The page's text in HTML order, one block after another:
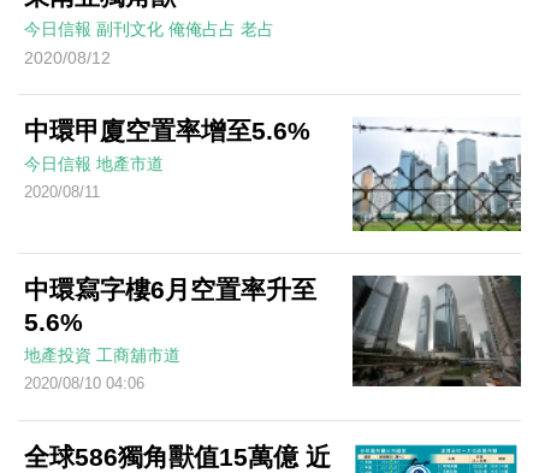
今日信報 副刊文化 俺俺占占 老占
2020/08/12
中環甲廈空置率增至5.6%
今日信報 地產市道
2020/08/11
中環寫字樓6月空置率升至
5.6%
地產投資 工商舖市道
2020/08/10 04:06
全球586獨角獸值15萬億 近